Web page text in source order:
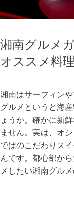
湘南グルメ
オススメ料
湘南はサーフィン
グルメというと海
ょうか。確かに新
ません。実は、オ
ではのこだわりス
んです。都心部か
メしたい湘南グル